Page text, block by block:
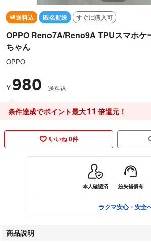
送料込 匿名配送 すぐに購入可
OPPO Reno7A/Reno9A TPUスマホ
ちゃん
OPPO
¥ 980 送料込
条件達成でポイント最大11 倍還元！
いいね 0件
本人確認済 紛失補償有
ラクマ安心・安全
商品説明